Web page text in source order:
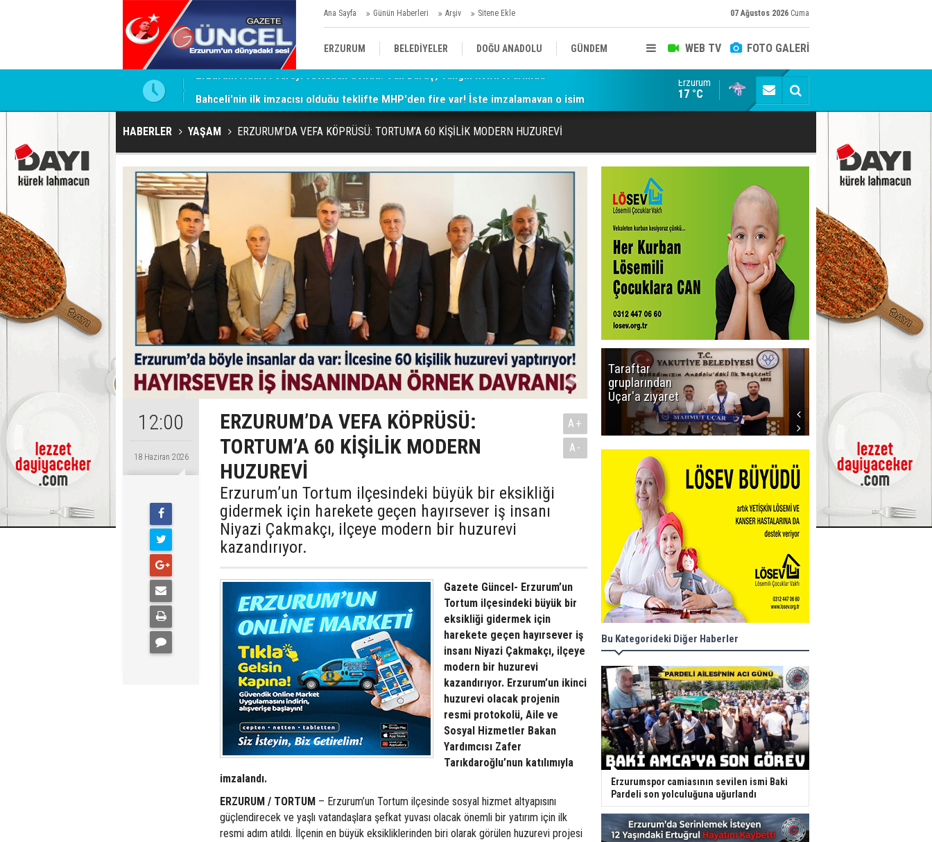
Ana Sayfa Günün Haberleri Arşiv Sitene Ekle 07 Ağustos 2026 Cuma
WEB TV FOTO GALERİ
ERZURUM BELEDİYELER DOĞU ANADOLU GÜNDEM
KÜLTÜR/SANAT//MAĞAZİN BODRUM
Bahçeli'nin ilk imzacısı olduğu teklifte MHP'den fire var! İşte imzalamayan o isim Siyaset-Sermaye Çizgisinde Haklılığın Resmi:
Erzurum
17 °C
HABERLER YAŞAM ERZURUM’DA VEFA KÖPRÜSÜ: TORTUM’A 60 KİŞİLİK MODERN HUZUREVİ
12:00
18 Haziran 2026
ERZURUM’DA VEFA KÖPRÜSÜ:
TORTUM’A 60 KİŞİLİK MODERN
HUZUREVİ
Erzurum’un Tortum ilçesindeki büyük bir eksikliği
gidermek için harekete geçen hayırsever iş insanı
Niyazi Çakmakçı, ilçeye modern bir huzurevi
kazandırıyor.
A+
A-
Gazete Güncel- Erzurum’un
Tortum ilçesindeki büyük bir
eksikliği gidermek için
harekete geçen hayırsever iş
insanı Niyazi Çakmakçı, ilçeye
modern bir huzurevi
kazandırıyor. Erzurum’un ikinci
huzurevi olacak projenin
resmi protokolü, Aile ve
Sosyal Hizmetler Bakan
Yardımcısı Zafer
Tarıkdaroğlu’nun katılımıyla
imzalandı.
ERZURUM / TORTUM – Erzurum’un Tortum ilçesinde sosyal hizmet altyapısını
güçlendirecek ve yaşlı vatandaşlara şefkat yuvası olacak önemli bir yatırım için ilk
resmi adım atıldı. İlçenin en büyük eksikliklerinden biri olarak görülen huzurevi projesi
Taraftar
gruplarından
Uçar'a ziyaret
başlıyor! İlk
düdük Bolu'da
çalacak
Bu Kategorideki Diğer Haberler
Erzurumspor camiasının sevilen ismi Baki
Pardeli son yolculuğuna uğurlandı